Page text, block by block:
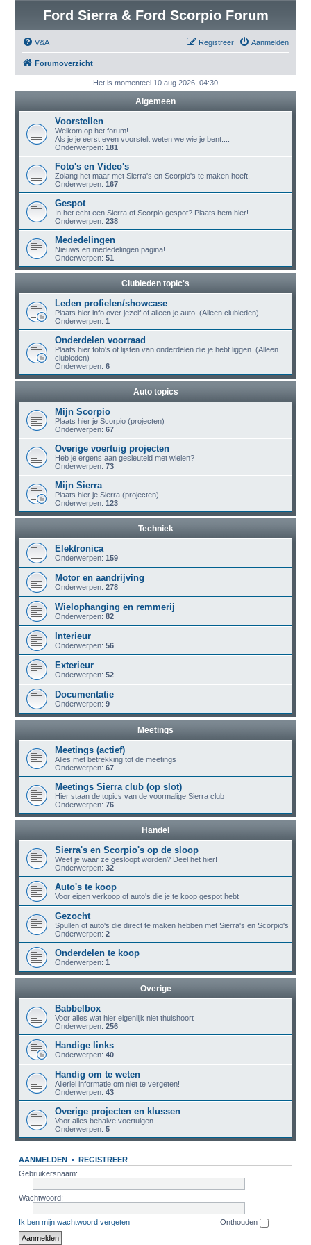
Ford Sierra & Ford Scorpio Forum
V&A Aanmelden
Registreer
Forumoverzicht
Het is momenteel 10 aug 2026, 04:30
Algemeen
Voorstellen
Welkom op het forum!
Als je je eerst even voorstelt weten we wie je bent....
Onderwerpen: 181
Foto's en Video's
Zolang het maar met Sierra's en Scorpio's te maken heeft.
Onderwerpen: 167
Gespot
In het echt een Sierra of Scorpio gespot? Plaats hem hier!
Onderwerpen: 238
Mededelingen
Nieuws en mededelingen pagina!
Onderwerpen: 51
Clubleden topic's
Leden profielen/showcase
Plaats hier info over jezelf of alleen je auto. (Alleen clubleden)
Onderwerpen: 1
Onderdelen voorraad
Plaats hier foto's of lijsten van onderdelen die je hebt liggen. (Alleen
clubleden)
Onderwerpen: 6
Auto topics
Mijn Scorpio
Plaats hier je Scorpio (projecten)
Onderwerpen: 67
Overige voertuig projecten
Heb je ergens aan gesleuteld met wielen?
Onderwerpen: 73
Mijn Sierra
Plaats hier je Sierra (projecten)
Onderwerpen: 123
Techniek
Elektronica
Onderwerpen: 159
Motor en aandrijving
Onderwerpen: 278
Wielophanging en remmerij
Onderwerpen: 82
Interieur
Onderwerpen: 56
Exterieur
Onderwerpen: 52
Documentatie
Onderwerpen: 9
Meetings
Meetings (actief)
Alles met betrekking tot de meetings
Onderwerpen: 67
Meetings Sierra club (op slot)
Hier staan de topics van de voormalige Sierra club
Onderwerpen: 76
Handel
Sierra's en Scorpio's op de sloop
Weet je waar ze gesloopt worden? Deel het hier!
Onderwerpen: 32
Auto's te koop
Voor eigen verkoop of auto's die je te koop gespot hebt
Gezocht
Spullen of auto's die direct te maken hebben met Sierra's en Scorpio's
Onderwerpen: 2
Onderdelen te koop
Onderwerpen: 1
Overige
Babbelbox
Voor alles wat hier eigenlijk niet thuishoort
Onderwerpen: 256
Handige links
Onderwerpen: 40
Handig om te weten
Allerlei informatie om niet te vergeten!
Onderwerpen: 43
Overige projecten en klussen
Voor alles behalve voertuigen
Onderwerpen: 5
AANMELDEN• REGISTREER
Gebruikersnaam:
Wachtwoord:
Ik ben mijn wachtwoord vergeten Onthouden